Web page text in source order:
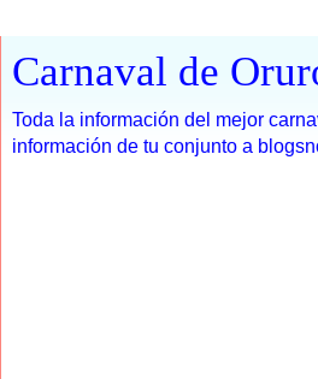
Carnaval de
Toda la información del mejor
información de tu conjunto a